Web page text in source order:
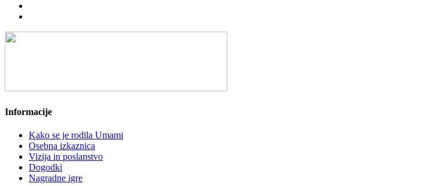
Informacije
Kako se je rodila Umami
Osebna izkaznica
Vizija in poslanstvo
Dogodki
Nagradne igre